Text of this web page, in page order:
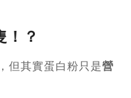
！？
但其實蛋白粉只是營